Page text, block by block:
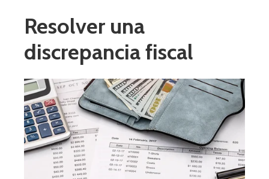
Resolver una
discrepancia fiscal